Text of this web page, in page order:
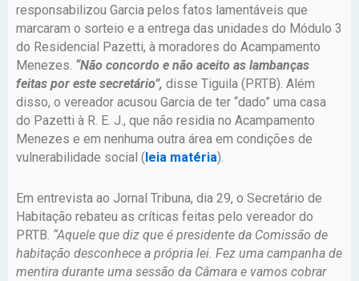
responsabilizou Garcia pelos fatos lamentáveis que
marcaram o sorteio e a entrega das unidades do Módulo 3
do Residencial Pazetti, à moradores do Acampamento
Menezes. “Não concordo e não aceito as lambanças
feitas por este secretário”, disse Tiguila (PRTB). Além
disso, o vereador acusou Garcia de ter “dado” uma casa
do Pazetti à R. E. J., que não residia no Acampamento
Menezes e em nenhuma outra área em condições de
vulnerabilidade social (leia matéria).
Em entrevista ao Jornal Tribuna, dia 29, o Secretário de
Habitação rebateu as críticas feitas pelo vereador do
PRTB. “Aquele que diz que é presidente da Comissão de
habitação desconhece a própria lei. Fez uma campanha de
mentira durante uma sessão da Câmara e vamos cobrar